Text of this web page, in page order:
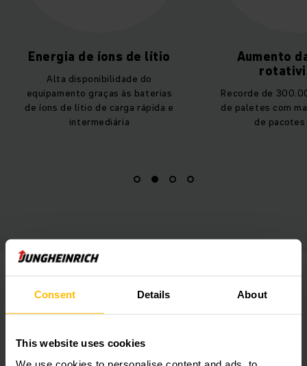
Consent Details About
This website uses cookies
Aumento da taxa de
rotatividade
Recorde de 300.000 movimentos
de paletes com mais de 2 milhões
de pacotes por ano
Menos
Serviço
serviço
para a